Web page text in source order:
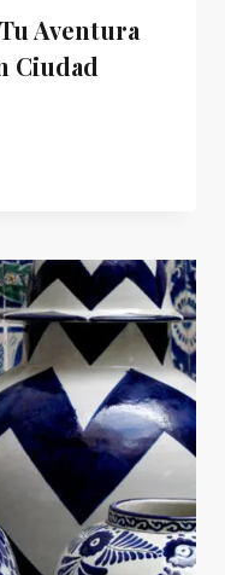
Aventura
Ciudad